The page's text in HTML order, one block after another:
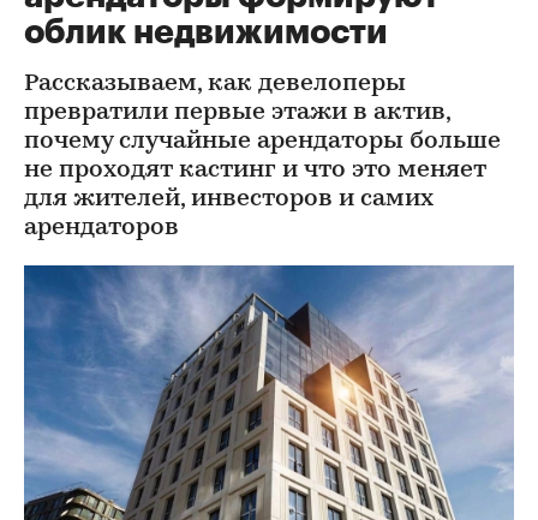
облик недвижимости
Рассказываем, как девелоперы
превратили первые этажи в актив,
почему случайные арендаторы больше
не проходят кастинг и что это меняет
для жителей, инвесторов и самих
арендаторов